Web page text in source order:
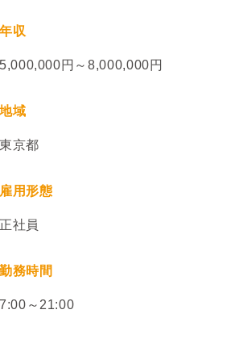
年収
5,000,000円～8,000,000円
地域
東京都
雇用形態
正社員
勤務時間
7:00～21:00